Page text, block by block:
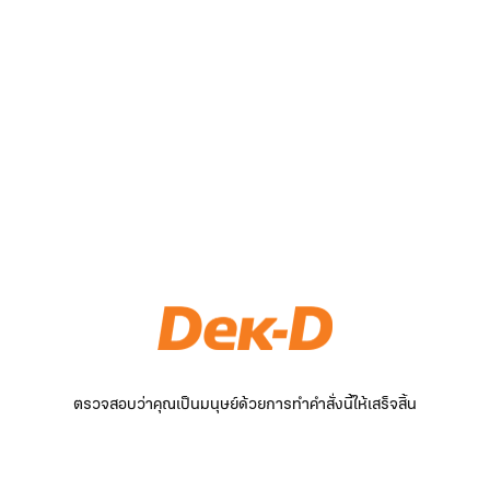
ตรวจสอบว่าคุณเป็นมนุษย์ด้วยการทำคำสั่งนี้ให้เสร็จสิ้น